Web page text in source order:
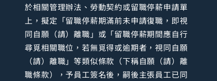
於相關管理辦法、勞動契約或留職停薪申請單
上，擬定「留職停薪期滿前未申請復職，即視
同自願（請）離職」或「留職停薪期間應自行
尋覓相關職位，若無覓得或逾期者，視同自願
（請）離職」等類似條款（下稱自願（請）離
職條款），予員工簽名後，嗣後主張員工已同